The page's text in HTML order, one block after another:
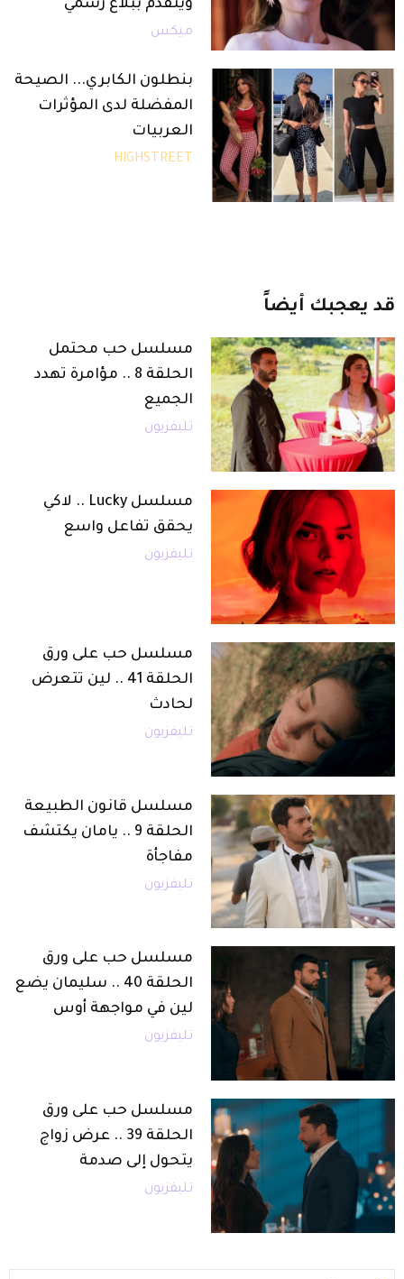
ويتقدم ببلاغ رسمي
ميكس
بنطلون الكابري... الصيحة
المفضلة لدى المؤثرات
العربيات
HIGHSTREET
قد يعجبك أيضاً
مسلسل حب محتمل
الحلقة 8 .. مؤامرة تهدد
الجميع
تليفزيون
مسلسل Lucky .. لاكي
يحقق تفاعل واسع
تليفزيون
مسلسل حب على ورق
الحلقة 41 .. لين تتعرض
لحادث
تليفزيون
مسلسل قانون الطبيعة
الحلقة 9 .. يامان يكتشف
مفاجأة
تليفزيون
مسلسل حب على ورق
الحلقة 40 .. سليمان يضع
لين في مواجهة أوس
تليفزيون
مسلسل حب على ورق
الحلقة 39 .. عرض زواج
يتحول إلى صدمة
تليفزيون